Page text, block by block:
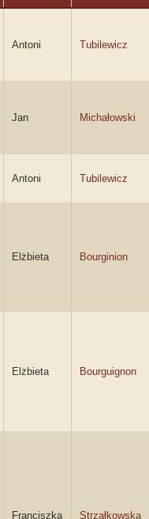
Antoni Tubilewicz
Jan Michałowski
Antoni Tubilewicz
Elżbieta Bourginion
Elżbieta Bourguignon
Franciszka Strzałkowska